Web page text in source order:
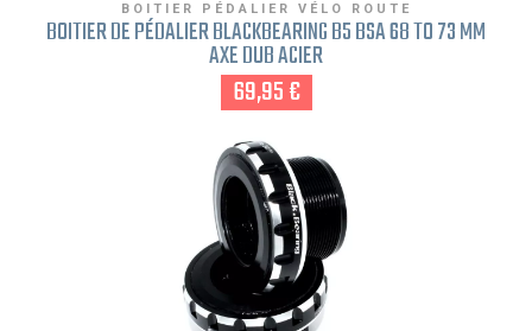
BOITIER PÉDALIER VÉLO ROUTE
BOITIER DE PÉDALIER BLACKBEARING B5 BSA 68 TO 73 MM
AXE DUB ACIER
69,95 €